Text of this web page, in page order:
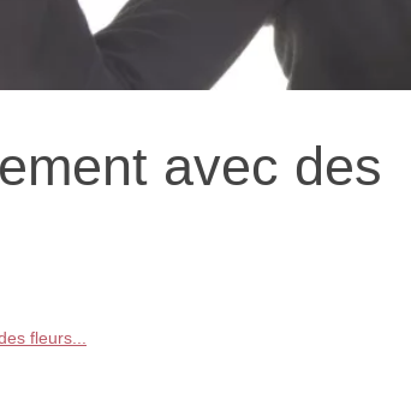
avec des
fleurs...